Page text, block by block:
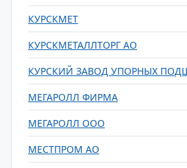
КУРСКМЕТ
КУРСКМЕТАЛЛТОРГ АО
КУРСКИЙ ЗАВОД УПОРНЫХ
МЕГАРОЛЛ ФИРМА
МЕГАРОЛЛ ООО
МЕСТПРОМ АО